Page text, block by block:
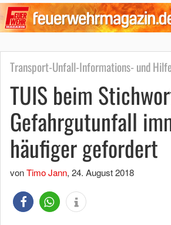
Transport-Unfall-Informations- und
TUIS beim
Gefahrgutunfall
häufiger gefordert
vonTimo Jann, 24. August 2018